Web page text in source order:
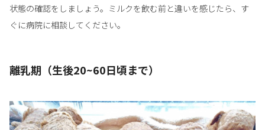
状態の確認をしましょう。ミルクを飲む前と違いを感じたら、す
ぐに病院に相談してください。
離乳期（生後20~60日頃まで）